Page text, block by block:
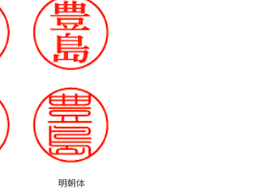
明朝体